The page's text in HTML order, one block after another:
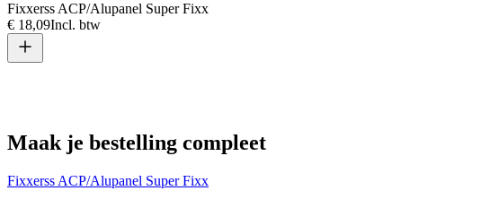
Fixxerss ACP/Alupanel Super Fixx
€ 18,09Incl. btw
Maak je bestelling compleet
Fixxerss ACP/Alupanel Super Fixx